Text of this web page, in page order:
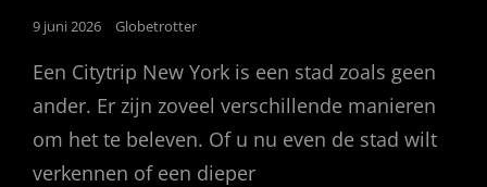
Posted
9 juni 2026 Globetrotter
Een Citytrip New York is een stad zoals geen
ander. Er zijn zoveel verschillende manieren
om het te beleven. Of u nu even de stad wilt
verkennen of een dieper